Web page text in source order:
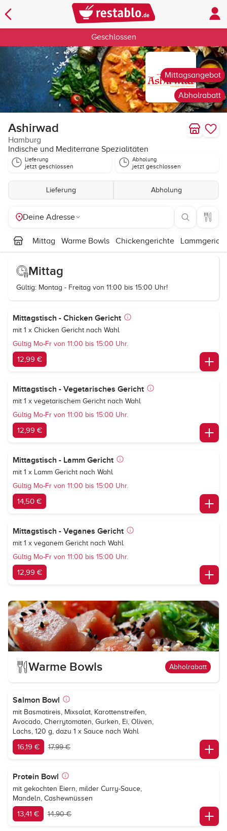
Geschlossen
Abholrabatt
Mittagsangebot
Ashirwad
Hamburg
Indische und Mediterrane Spezialitäten
Lieferung
jetzt geschlossen
Abholung
jetzt geschlossen
Lieferung Abholung
Deine Adresse
Mittag Warme Bowls Chickengerichte
Mittag
Gültig: Montag - Freitag von 11:00 bis 15:00 Uhr!
Mittagstisch - Chicken Gericht
mit 1 x Chicken Gericht nach Wahl
Gültig Mo-Fr von 11:00 bis 15:00 Uhr.
12,99 €
Mittagstisch - Vegetarisches Gericht
mit 1 x vegetarischem Gericht nach Wahl
Gültig Mo-Fr von 11:00 bis 15:00 Uhr.
12,99 €
Mittagstisch - Lamm Gericht
mit 1 x Lamm Gericht nach Wahl
Gültig Mo-Fr von 11:00 bis 15:00 Uhr.
14,50 €
Mittagstisch - Veganes Gericht
mit 1 x veganem Gericht nach Wahl
Gültig Mo-Fr von 11:00 bis 15:00 Uhr.
12,99 €
Warme Bowls Abholrabatt
Salmon Bowl
mit Basmatireis, Mixsalat, Karottenstreifen,
Avocado, Cherrytomaten, Gurken, Ei, Oliven,
Lachs, 120 g, dazu 1 x Sauce nach Wahl
16,19 € 17,99 €
Protein Bowl
mit gekochten Eiern, milder Curry-Sauce,
Mandeln, Cashewnüssen
13,41 € 14,90 €